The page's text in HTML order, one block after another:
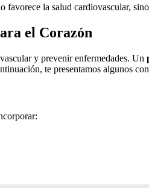
la salud cardiovascular,
el Corazón
y prevenir enfermedades. Un
te presentamos algunos